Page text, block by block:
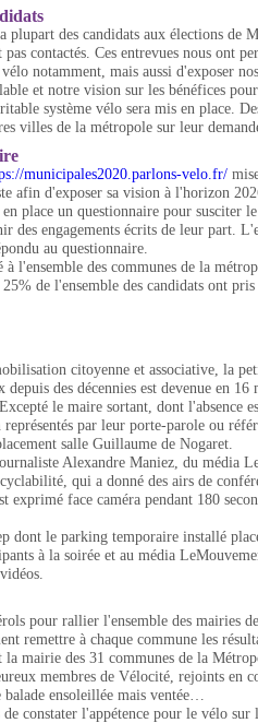
plupart des candidats aux élections de
pas contactés. Ces entrevues nous ont
notamment, mais aussi d'exposer
et notre vision sur les bénéfices
système vélo sera mis en place.
villes de la métropole sur leur
municipales2020.parlons-velo.fr/
afin d'exposer sa vision à l'horizon
place un questionnaire pour susciter
des engagements écrits de leur part.
au questionnaire.
à l'ensemble des communes de la
de l'ensemble des candidats ont
citoyenne et associative, la
des décennies est devenue en 16
le maire sortant, dont l'absence
représentés par leur porte-parole ou
salle Guillaume de Nogaret.
Alexandre Maniez, du média
qui a donné des airs de
exprimé face caméra pendant 180
dont le parking temporaire installé
à la soirée et au média
pour rallier l'ensemble des mairies
remettre à chaque commune les
mairie des 31 communes de la
membres de Vélocité, rejoints en
ensoleillée mais ventée…
constater l'appétence pour le vélo